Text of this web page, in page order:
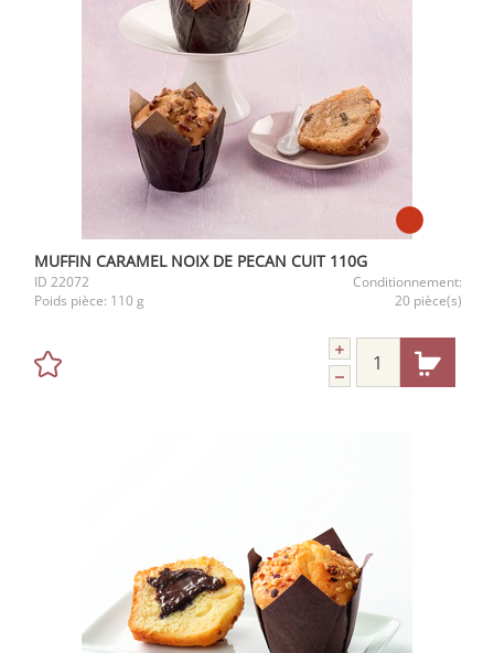
MUFFIN CARAMEL NOIX DE PECAN CUIT 110G
ID 22072
Conditionnement:
Poids pièce: 110 g 20 pièce(s)